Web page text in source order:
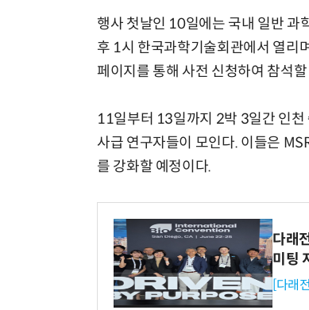
행사 첫날인 10일에는 국내 일반 과
후 1시 한국과학기술회관에서 열리
페이지를 통해 사전 신청하여 참석할
11일부터 13일까지 2박 3일간 인천
사급 연구자들이 모인다. 이들은
를 강화할 예정이다.
다래
미팅
[다래